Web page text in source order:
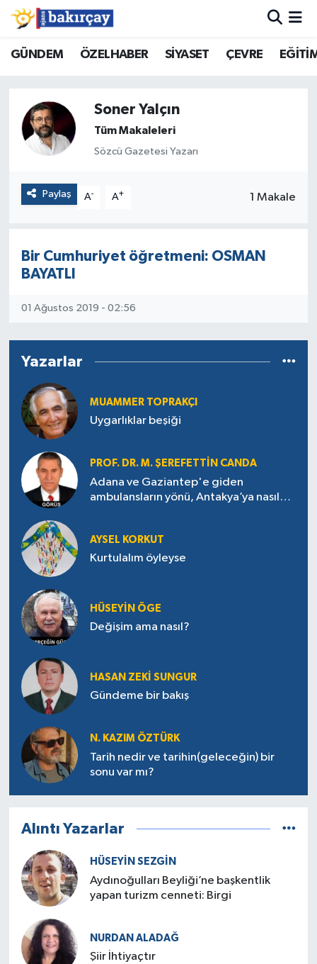
GÜNDEM ÖZELHABER SİYASET ÇEVRE
Soner Yalçın
Tüm Makaleleri
Sözcü Gazetesi Yazarı
Paylaş A- A+ 1 Makale
Bir Cumhuriyet öğretmeni: OSMAN
BAYATLI
01 Ağustos 2019 - 02:56
Yazarlar
MUAMMER TOPRAKÇI
Uygarlıklar beşiği
PROF. DR. M. ŞEREFETTIN CANDA
Adana ve Gaziantep'e giden
ambulansların yönü, Antakya’ya nasıl
AYSEL KORKUT
Kurtulalım öyleyse
HÜSEYIN ÖGE
Değişim ama nasıl?
HASAN ZEKI SUNGUR
Gündeme bir bakış
N. KAZIM ÖZTÜRK
Tarih nedir ve tarihin(geleceğin) bir
sonu var mı?
Alıntı Yazarlar
HÜSEYIN SEZGIN
Aydınoğulları Beyliği’ne başkentlik
yapan turizm cenneti: Birgi
NURDAN ALADAĞ
Şiir İhtiyaçtır
İzmir Nöbetçi Eczaneler
İzmir Namaz Vakitleri
Süper Lig Puan Durumu ve Fikstür
Son Dakika Haberleri
Haber Arşivi